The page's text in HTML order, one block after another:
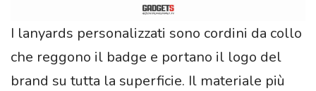
I lanyards personalizzati sono cordini da collo
che reggono il badge e portano il logo del
brand su tutta la superficie. Il materiale più